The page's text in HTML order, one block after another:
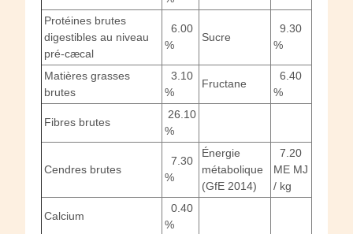
Protéines brutes
digestibles au niveau
pré-cæcal
6.00
%
Sucre
9.30
%
Matières grasses
brutes
3.10
%
Fructane
6.40
%
Fibres brutes
26.10
%
Cendres brutes
7.30
%
Énergie
métabolique
(GfE 2014)
7.20
ME MJ
/ kg
Calcium
0.40
%